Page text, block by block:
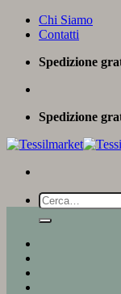
Salta
Chi Siamo
Contatti
Spedizione
Spedizione
Cerca: